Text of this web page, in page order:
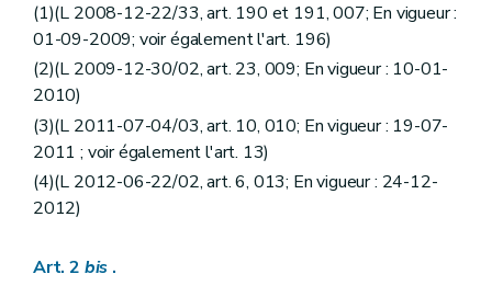
(1)(L 2008-12-22/33, art. 190 et 191, 007; En vigueur :
01-09-2009; voir également l'art. 196)
(2)(L 2009-12-30/02, art. 23, 009; En vigueur : 10-01-
2010)
(3)(L 2011-07-04/03, art. 10, 010; En vigueur : 19-07-
2011 ; voir également l'art. 13)
(4)(L 2012-06-22/02, art. 6, 013; En vigueur : 24-12-
2012)
Art. 2 bis .